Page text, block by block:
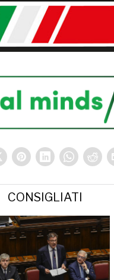
CONSIGLIATI